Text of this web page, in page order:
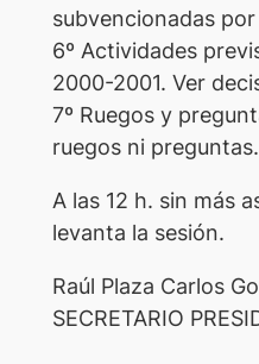
subvencionadas
6º Actividades
2000-2001. Ver
7º Ruegos y
ruegos ni preguntas.
A las 12 h. sin más
levanta la sesión.
Raúl Plaza Carlos
SECRETARIO